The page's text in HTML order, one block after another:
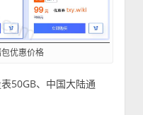
优惠价格
50GB、中国大陆通